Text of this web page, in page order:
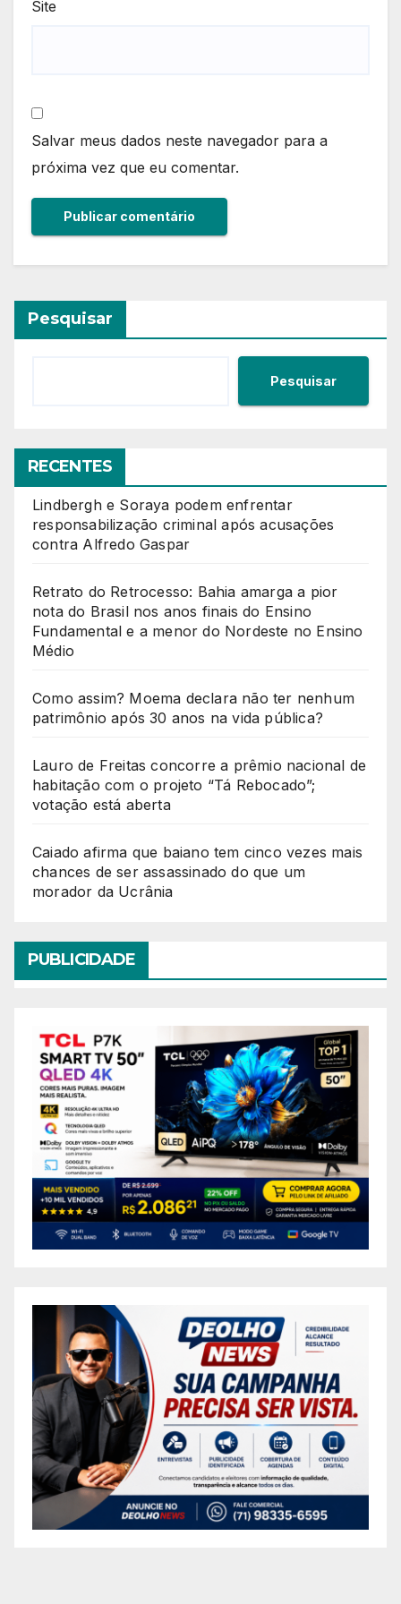
Site
Salvar meus dados neste navegador para a
próxima vez que eu comentar.
Pesquisar
Pesquisar
RECENTES
Lindbergh e Soraya podem enfrentar
responsabilização criminal após acusações
contra Alfredo Gaspar
Retrato do Retrocesso: Bahia amarga a pior
nota do Brasil nos anos finais do Ensino
Fundamental e a menor do Nordeste no Ensino
Médio
Como assim? Moema declara não ter nenhum
patrimônio após 30 anos na vida pública?
Lauro de Freitas concorre a prêmio nacional de
habitação com o projeto “Tá Rebocado”;
votação está aberta
Caiado afirma que baiano tem cinco vezes mais
chances de ser assassinado do que um
morador da Ucrânia
PUBLICIDADE